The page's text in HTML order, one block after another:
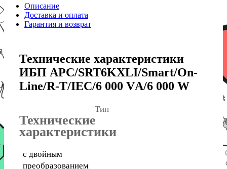
Описание
Доставка и оплата
Гарантия и возврат
Технические характеристики
ИБП APC/SRT6KXLI/Smart/On-
Line/R-T/IEC/6 000 VА/6 000 W
Технические
характеристики
Тип
с двойным
преобразованием